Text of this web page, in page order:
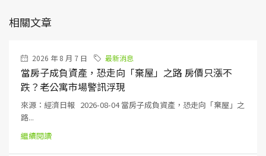
相關文章
2026 年 8 月 7 日 最新消息
當房子成負資產，恐走向「棄屋」之路 房價只漲不
跌？老公寓市場警訊浮現
來源：經濟日報 2026-08-04 當房子成負資產，恐走向「棄屋」之
路...
繼續閱讀